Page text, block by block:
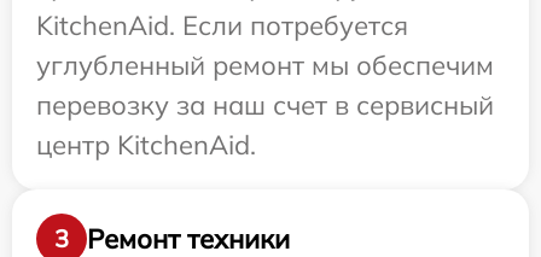
KitchenAid. Если потребуется
углубленный ремонт мы обеспечим
перевозку за наш счет в сервисный
центр KitchenAid.
3
Ремонт техники